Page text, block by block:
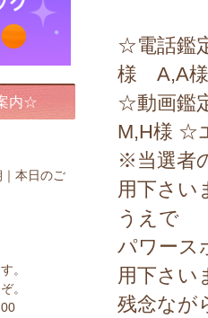
☆電話鑑
様 A,A
☆動画鑑
M,H様 ☆
※当選者
用下さい
うえで
パワース
用下さい
残念なが
内☆
本日のご
。
。